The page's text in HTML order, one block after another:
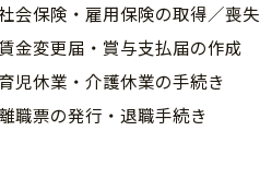
会保険・雇用保険の取得／喪
金変更届・賞与支払届の作成
児休業・介護休業の手続き
職票の発行・退職手続き